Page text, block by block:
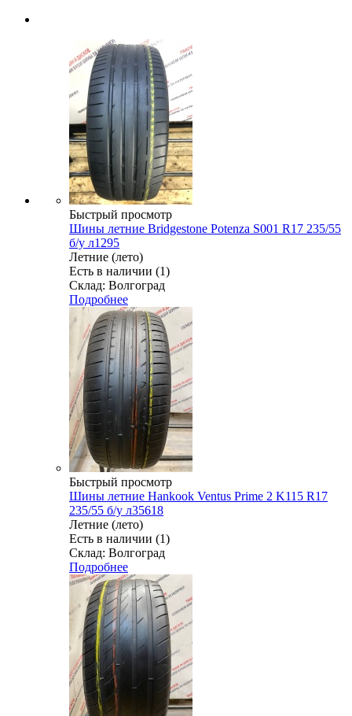
Быстрый просмотр
Шины летние Bridgestone Potenza S001 R17 235/55
б/у л1295
Летние (лето)
Есть в наличии (1)
Склад: Волгоград
Подробнее
Быстрый просмотр
Шины летние Hankook Ventus Prime 2 K115 R17
235/55 б/у л35618
Летние (лето)
Есть в наличии (1)
Склад: Волгоград
Подробнее